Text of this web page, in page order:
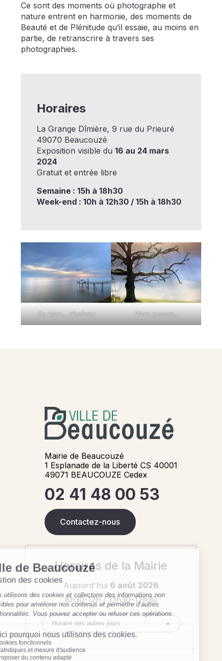
Ce sont des moments où photographe et
nature entrent en harmonie, des moments de
Beauté et de Plénitude qu’il essaie, au moins en
partie, de retranscrire à travers ses
photographies.
Horaires
La Grange Dîmière, 9 rue du Prieuré
49070 Beaucouzé
Exposition visible du 16 au 24 mars
2024
Gratuit et entrée libre
Semaine : 15h à 18h30
Week-end : 10h à 12h30 / 15h à 18h30
De bleu… s’enivrer Vivre encore…
Mairie de Beaucouzé
1 Esplanade de la Liberté CS 40001
49071 BEAUCOUZE Cedex
02 41 48 00 53
Contactez-nous
Horaires de la Mairie
Aujourd'hui 6 août 2026
8h30-12h / 13h30-17h30